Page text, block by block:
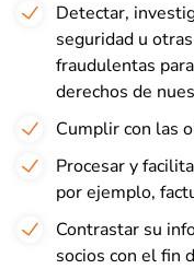
Detectar,
seguridad u
fraudulentas
derechos de
Cumplir con las
Procesar y
por ejemplo,
Contrastar su
socios con el fin